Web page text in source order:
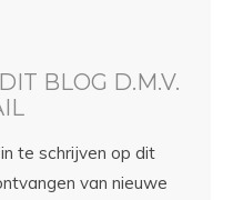
BLOG D.M.V.
te schrijven op dit
van nieuwe